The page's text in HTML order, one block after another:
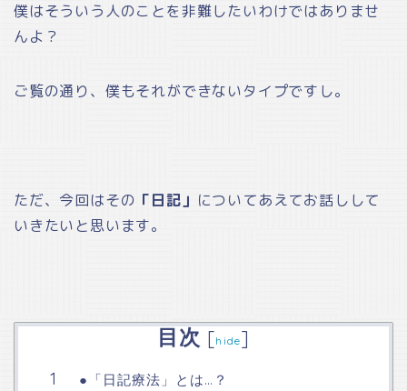
僕はそういう人のことを非難したいわけではありませ
んよ？
ご覧の通り、僕もそれができないタイプですし。
ただ、今回はその 「日記」 についてあえてお話しして
いきたいと思います。
目次 [hide]
●「日記療法」とは…？